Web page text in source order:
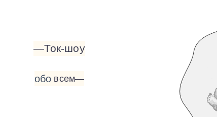
—Ток-шоу
обо всем—